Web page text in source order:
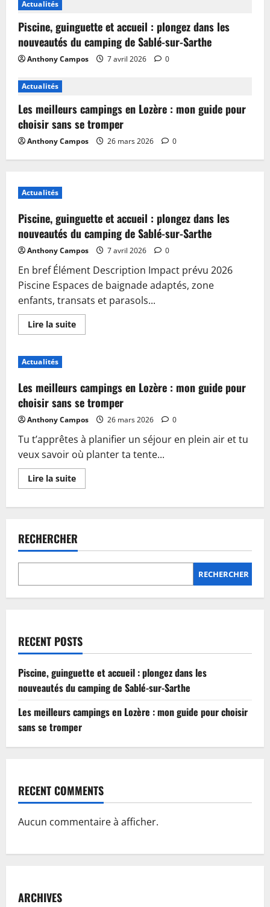
Actualités
Piscine, guinguette et accueil : plongez dans les
nouveautés du camping de Sablé-sur-Sarthe
Anthony Campos 7 avril 2026 0
Actualités
Les meilleurs campings en Lozère : mon guide pour
choisir sans se tromper
Anthony Campos 26 mars 2026 0
Actualités
Piscine, guinguette et accueil : plongez dans les
nouveautés du camping de Sablé-sur-Sarthe
Anthony Campos 7 avril 2026 0
En bref Élément Description Impact prévu 2026
Piscine Espaces de baignade adaptés, zone
enfants, transats et parasols...
Lire la suiteEn
savoir
accueil
:
plongez
dans
les
nouveautés
du
camping
de
Sablé-
sur-
Sarthe
Actualités
Les meilleurs campings en Lozère : mon guide pour
choisir sans se tromper
Anthony Campos 26 mars 2026 0
Tu t’apprêtes à planifier un séjour en plein air et tu
veux savoir où planter ta tente...
Lire la suiteEn
savoir
en
Lozère
:
mon
choisir
sans
RECHERCHER
RECHERCHER
RECENT POSTS
Piscine, guinguette et accueil : plongez dans les
nouveautés du camping de Sablé-sur-Sarthe
Les meilleurs campings en Lozère : mon guide pour choisir
sans se tromper
RECENT COMMENTS
Aucun commentaire à afficher.
ARCHIVES